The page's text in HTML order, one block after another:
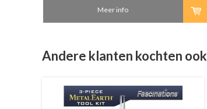
Meer info
Andere klanten kochten ook